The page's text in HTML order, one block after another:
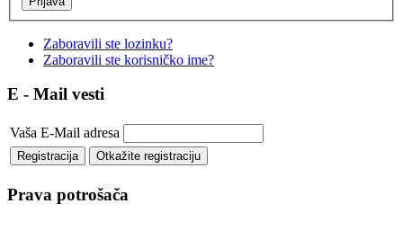
Zaboravili ste lozinku?
Zaboravili ste korisničko ime?
E - Mail vesti
Vaša E-Mail adresa
Prava potrošača